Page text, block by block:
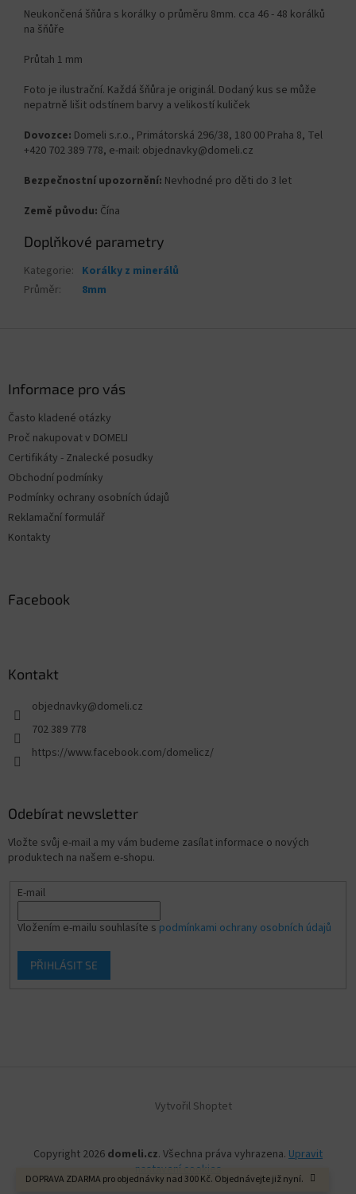
DOPRAVA ZDARMA pro objednávky nad 300 Kč. Objednávejte již nyní.
Neukončená šňůra s korálky o průměru 8mm. cca 46 - 48 korálků
na šňůře
Průtah 1 mm
Foto je ilustrační. Každá šňůra je originál. Dodaný kus se může
nepatrně lišit odstínem barvy a velikostí kuliček
Dovozce: Domeli s.r.o., Primátorská 296/38, 180 00 Praha 8, Tel
+420 702 389 778, e-mail: objednavky@domeli.cz
Bezpečnostní upozornění: Nevhodné pro děti do 3 let
Země původu: Čína
Doplňkové parametry
Kategorie: Korálky z minerálů
Průměr: 8mm
Informace pro vás
Často kladené otázky
Proč nakupovat v DOMELI
Certifikáty - Znalecké posudky
Obchodní podmínky
Podmínky ochrany osobních údajů
Reklamační formulář
Kontakty
Facebook
Kontakt
objednavky@domeli.cz
702 389 778
https://www.facebook.com/domelicz/
Odebírat newsletter
Vložte svůj e-mail a my vám budeme zasílat informace o nových
produktech na našem e-shopu.
E-mail
Vložením e-mailu souhlasíte s podmínkami ochrany osobních údajů
PŘIHLÁSIT SE
Vytvořil Shoptet
Copyright 2026 domeli.cz. Všechna práva vyhrazena. Upravit
nastavení cookies